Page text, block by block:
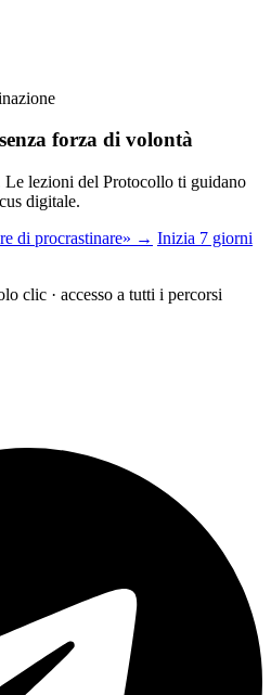
forza di volontà
lezioni del Protocollo ti guidano
digitale.
di procrastinare» → Inizia 7 giorni
clic · accesso a tutti i percorsi